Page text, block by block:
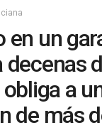
en un
decenas
a
de más